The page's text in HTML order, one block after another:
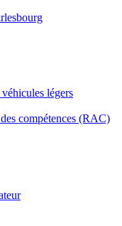
légers
compétences (RAC)